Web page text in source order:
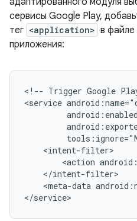
сервисы Google Play,
тег <application> в
приложения:
<!-- Trigger Google
<service
<action
<meta-data